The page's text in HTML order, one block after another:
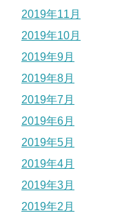
2019年11月
2019年10月
2019年9月
2019年8月
2019年7月
2019年6月
2019年5月
2019年4月
2019年3月
2019年2月